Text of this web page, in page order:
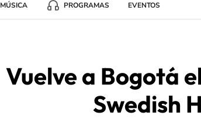
MÚSICA PROGRAMAS EVENTOS
Vuelve a Bogotá
Swedish